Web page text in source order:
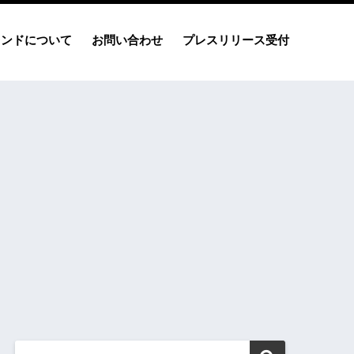
ドについて お問い合わせ プレスリリース受付